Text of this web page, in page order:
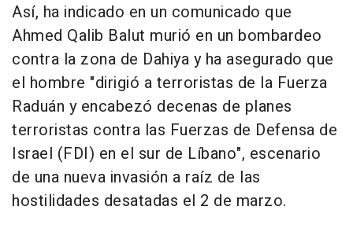
Así, ha indicado en un comunicado que
Ahmed Qalib Balut murió en un bombardeo
contra la zona de Dahiya y ha asegurado que
el hombre "dirigió a terroristas de la Fuerza
Raduán y encabezó decenas de planes
terroristas contra las Fuerzas de Defensa de
Israel (FDI) en el sur de Líbano", escenario
de una nueva invasión a raíz de las
hostilidades desatadas el 2 de marzo.